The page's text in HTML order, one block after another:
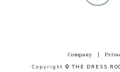
Company |
Copyright© THE DRESS